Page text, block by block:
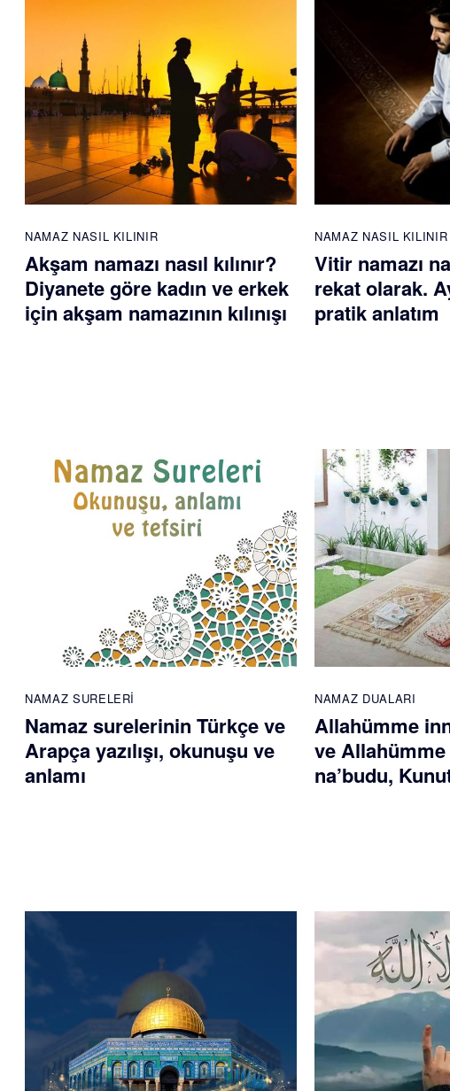
NAMAZ NASIL KILINIR
Akşam namazı nasıl kılınır?
Diyanete göre kadın ve erkek
için akşam namazının kılınışı
NAMAZ NASIL KILINIR
Vitir namazı
rekat olarak.
pratik anlatım
NAMAZ SURELERI
Namaz surelerinin Türkçe ve
Arapça yazılışı, okunuşu ve
anlamı
NAMAZ DUALARI
Allahümme
ve
na’budu,